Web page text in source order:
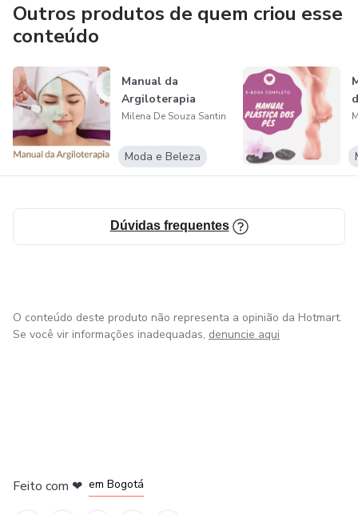
Outros produtos de quem criou esse
conteúdo
Manual da
Argiloterapia
Milena De Souza Santin
Moda e Beleza
Dúvidas frequentes
O conteúdo deste produto não representa a opinião da Hotmart.
Se você vir informações inadequadas, denuncie aqui
Feito com ❤ em Bogotá